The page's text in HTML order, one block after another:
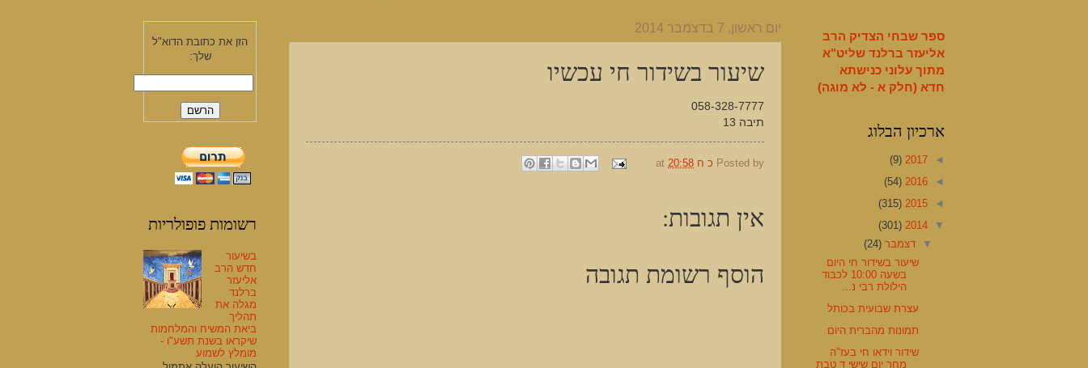
יום ראשון, 7 בדצמבר 2014
שיעור בשידור חי עכשיו
058-328-7777
תיבה 13
Posted by כ ח at 20:58
אין תגובות:
הוסף רשומת תגובה
הזן את כתובת הדוא"ל
שלך:
רשומות פופולריות
בשיעור
חדש הרב
אליעזר
ברלנד
מגלה את
תהליך
ביאת המשיח והמלחמות
שיקראו בשנת תשע"ו -
מומלץ לשמוע
ספר שבחי הצדיק הרב
אליעזר ברלנד שליט"א
מתוך עלוני כנישתא
חדא (חלק א - לא מוגה)
ארכיון הבלוג
◄
2017
(9)
◄
2016
(54)
◄
2015
(315)
▼
2014
(301)
▼דצמבר(24)
שיעור בשידור חי היום
בשעה 10:00 לכבוד
הילולת רבי נ...
עצרת שבועית בכותל
תמונות מהברית היום
שידור וידאו חי בעז"ה
מחר יום שישי ד טבת